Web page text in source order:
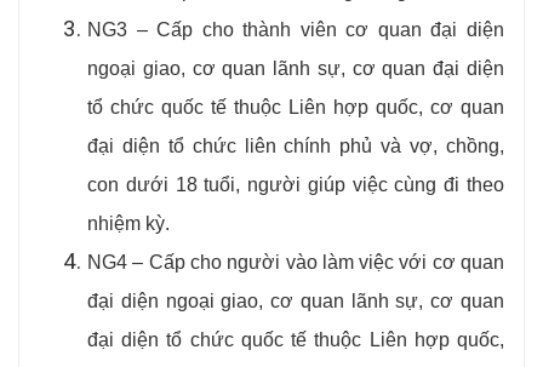
NG3 – Cấp cho thành viên cơ quan đại diện
ngoại giao, cơ quan lãnh sự, cơ quan đại diện
tổ chức quốc tế thuộc Liên hợp quốc, cơ quan
đại diện tổ chức liên chính phủ và vợ, chồng,
con dưới 18 tuổi, người giúp việc cùng đi theo
nhiệm kỳ.
NG4 – Cấp cho người vào làm việc với cơ quan
đại diện ngoại giao, cơ quan lãnh sự, cơ quan
đại diện tổ chức quốc tế thuộc Liên hợp quốc,